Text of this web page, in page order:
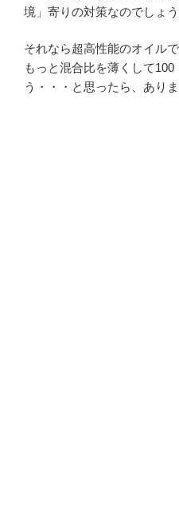
境」寄りの対策なのでしょう
それなら超高性能のオイル
もっと混合比を薄くして
う・・・と思ったら、ありま